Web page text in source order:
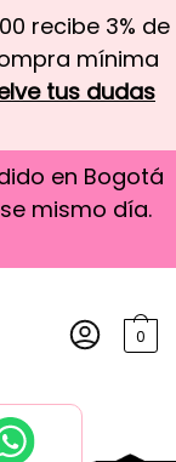
recibe 3% de
mínima
tus dudas
en Bogotá
mismo día.
0